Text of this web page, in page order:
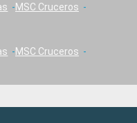
MSC Cruceros
MSC Cruceros